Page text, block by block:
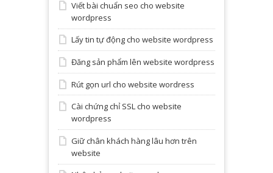
Viết bài chuẩn seo cho website
wordpress
Lấy tin tự động cho website wordpress
Đăng sản phẩm lên website wordpress
Rút gọn url cho website wordress
Cài chứng chỉ SSL cho website
wordpress
Giữ chân khách hàng lâu hơn trên
website